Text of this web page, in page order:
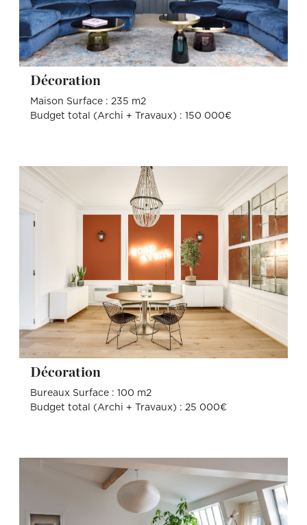
Décoration
Maison Surface : 235 m2
Budget total (Archi + Travaux) : 150 000€
Décoration
Bureaux Surface : 100 m2
Budget total (Archi + Travaux) : 25 000€